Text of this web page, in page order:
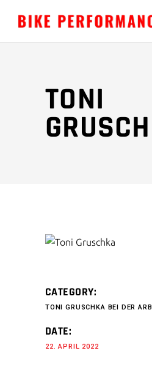
TONI
CATEGORY:
TONI GRUSCHKA BEI DER
DATE:
22. APRIL 2022